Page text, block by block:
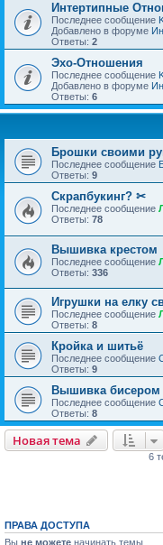
Интертипные
Последнее сообщение
Добавлено в форуме
Ответы: 2
Эхо-Отношения
Последнее сообщение
Добавлено в форуме
Ответы: 6
Брошки своими
Последнее сообщение
Ответы: 9
Скрапбукинг? ✂
Последнее сообщение
Ответы: 78
Вышивка крестом
Последнее сообщение
Ответы: 336
Игрушки на елку
Последнее сообщение
Ответы: 8
Кройка и шитьё
Последнее сообщение
Ответы: 9
Вышивка бисером
Последнее сообщение
Ответы: 8
Новая тема
6
ПРАВА ДОСТУПА
Вы не можете начинать темы